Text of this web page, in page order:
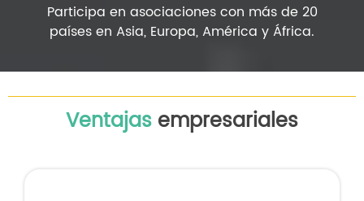
Participa en asociaciones con más de 20
países en Asia, Europa, América y África.
Ventajas empresariales